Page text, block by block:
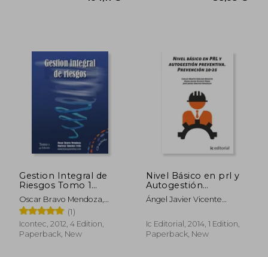
35,57 €
Gestion Integral de
Riesgos Tomo 1
(Incluye cd con
Multiples Ejercicios
Resueltos) (in
Spanish)
Oscar Bravo Mendoza,
Marleny Sánchez Celis
(1)
Icontec, 2012, 4 Edition,
Paperback, New
Nivel Básico en prl y
Autogestión
Preventiva.
Prevención 10-25 (in
Ángel Javier Vicente
González,Carlos Martín
Sánchez Bendito
Ic Editorial, 2014, 1 Edition,
Paperback, New